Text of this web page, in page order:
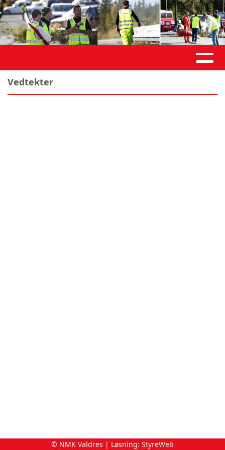
Vedtekter
© NMK Valdres | Løsning: StyreWeb